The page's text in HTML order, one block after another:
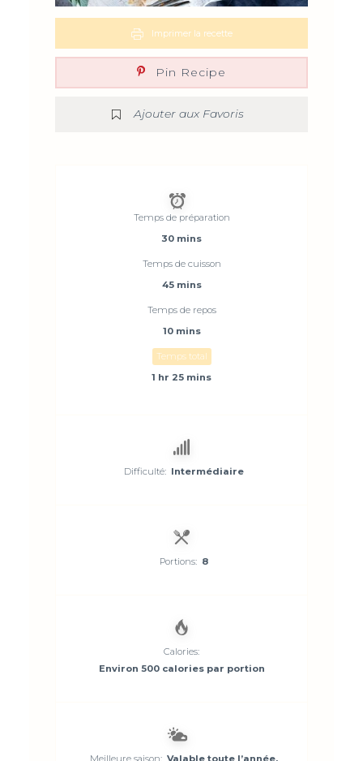
Imprimer la recette
Pin Recipe
Ajouter aux Favoris
Temps de préparation
30 mins
Temps de cuisson
45 mins
Temps de repos
10 mins
Temps total
1 hr 25 mins
Difficulté: Intermédiaire
Portions: 8
Calories:
Environ 500 calories par portion
Meilleure saison: Valable toute l’année.